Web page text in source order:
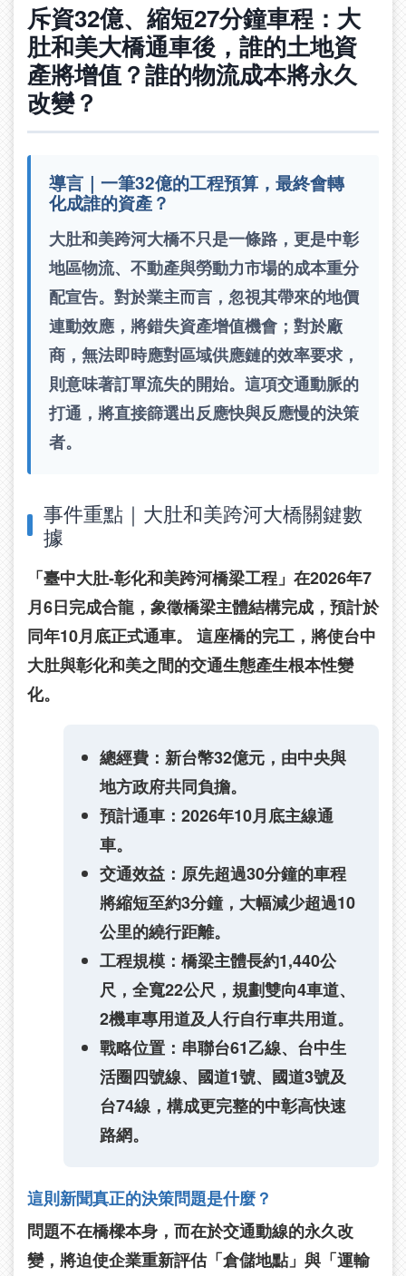
斥資32億、縮短27分鐘車程：大
肚和美大橋通車後，誰的土地資
產將增值？誰的物流成本將永久
改變？
導言｜一筆32億的工程預算，最終會轉
化成誰的資產？
大肚和美跨河大橋不只是一條路，更是中彰
地區物流、不動產與勞動力市場的成本重分
配宣告。對於業主而言，忽視其帶來的地價
連動效應，將錯失資產增值機會；對於廠
商，無法即時應對區域供應鏈的效率要求，
則意味著訂單流失的開始。這項交通動脈的
打通，將直接篩選出反應快與反應慢的決策
者。
事件重點｜大肚和美跨河大橋關鍵數
據
「臺中大肚-彰化和美跨河橋梁工程」在2026年7
月6日完成合龍，象徵橋梁主體結構完成，預計於
同年10月底正式通車。 這座橋的完工，將使台中
大肚與彰化和美之間的交通生態產生根本性變
化。
總經費： 新台幣32億元，由中央與
地方政府共同負擔。
預計通車： 2026年10月底主線通
車。
交通效益： 原先超過30分鐘的車程
將縮短至約3分鐘，大幅減少超過10
公里的繞行距離。
工程規模： 橋梁主體長約1,440公
尺，全寬22公尺，規劃雙向4車道、
2機車專用道及人行自行車共用道。
戰略位置： 串聯台61乙線、台中生
活圈四號線、國道1號、國道3號及
台74線，構成更完整的中彰高快速
路網。
這則新聞真正的決策問題是什麼？
問題不在橋樑本身，而在於交通動線的永久改
變，將迫使企業重新評估「倉儲地點」與「運輸